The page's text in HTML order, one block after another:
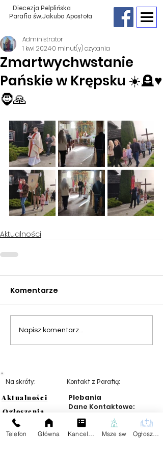
Parafia św.Jakuba Apostoła
Diecezja Pelplińska
Zmartwychwstanie
Pańskie w Krępsku ☀️🪦♥️
🧔🙏
Administrator
1 kwi 20240 minut(y) czytania
Aktualności
Komentarze
Napisz komentarz...
Na skróty:
Aktualności
Ogłoszenia
Darowizna
Wspólnoty
Kontakt z Parafią:
Plebania
Dane Kontaktowe:
tel.59
Znajdziesz Nas:
Telefon Główna Msze sw